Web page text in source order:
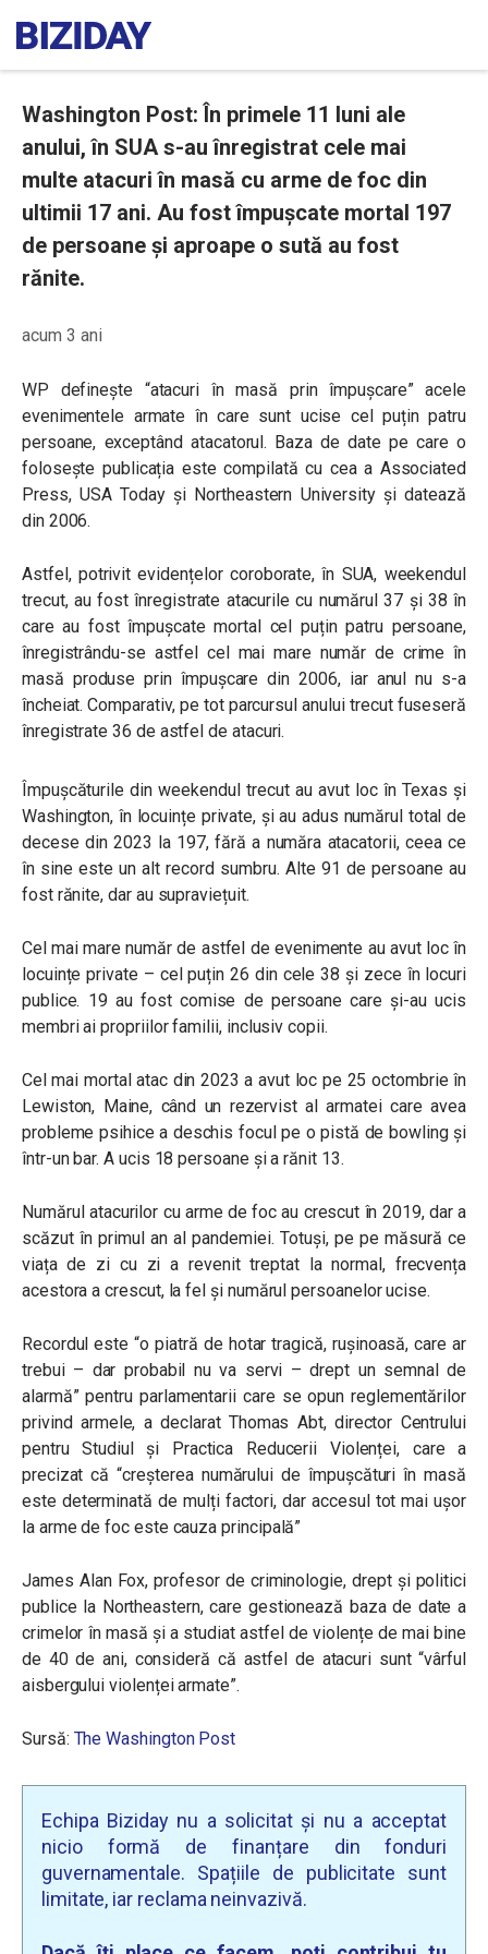
Washington Post: În primele 11 luni ale
anului, în SUA s-au înregistrat cele mai
multe atacuri în masă cu arme de foc din
ultimii 17 ani. Au fost împușcate mortal 197
de persoane și aproape o sută au fost
rănite.
acum 3 ani
WP definește “atacuri în masă prin împușcare” acele
evenimentele armate în care sunt ucise cel puțin patru
persoane, exceptând atacatorul. Baza de date pe care o
folosește publicația este compilată cu cea a Associated
Press, USA Today și Northeastern University și datează
din 2006.
Astfel, potrivit evidențelor coroborate, în SUA, weekendul
trecut, au fost înregistrate atacurile cu numărul 37 și 38 în
care au fost împușcate mortal cel puțin patru persoane,
înregistrându-se astfel cel mai mare număr de crime în
masă produse prin împușcare din 2006, iar anul nu s-a
încheiat. Comparativ, pe tot parcursul anului trecut fuseseră
înregistrate 36 de astfel de atacuri.
Împușcăturile din weekendul trecut au avut loc în Texas și
Washington, în locuințe private, și au adus numărul total de
decese din 2023 la 197, fără a număra atacatorii, ceea ce
în sine este un alt record sumbru. Alte 91 de persoane au
fost rănite, dar au supraviețuit.
Cel mai mare număr de astfel de evenimente au avut loc în
locuințe private – cel puțin 26 din cele 38 și zece în locuri
publice. 19 au fost comise de persoane care și-au ucis
membri ai propriilor familii, inclusiv copii.
Cel mai mortal atac din 2023 a avut loc pe 25 octombrie în
Lewiston, Maine, când un rezervist al armatei care avea
probleme psihice a deschis focul pe o pistă de bowling și
într-un bar. A ucis 18 persoane și a rănit 13.
Numărul atacurilor cu arme de foc au crescut în 2019, dar a
scăzut în primul an al pandemiei. Totuși, pe pe măsură ce
viața de zi cu zi a revenit treptat la normal, frecvența
acestora a crescut, la fel și numărul persoanelor ucise.
Recordul este “o piatră de hotar tragică, rușinoasă, care ar
trebui – dar probabil nu va servi – drept un semnal de
alarmă” pentru parlamentarii care se opun reglementărilor
privind armele, a declarat Thomas Abt, director Centrului
pentru Studiul și Practica Reducerii Violenței, care a
precizat că “creșterea numărului de împușcături în masă
este determinată de mulți factori, dar accesul tot mai ușor
la arme de foc este cauza principală”
James Alan Fox, profesor de criminologie, drept și politici
publice la Northeastern, care gestionează baza de date a
crimelor în masă și a studiat astfel de violențe de mai bine
de 40 de ani, consideră că astfel de atacuri sunt “vârful
aisbergului violenței armate”.
Sursă: The Washington Post
Echipa Biziday nu a solicitat și nu a acceptat
nicio formă de finanțare din fonduri
guvernamentale. Spațiile de publicitate sunt
limitate, iar reclama neinvazivă.